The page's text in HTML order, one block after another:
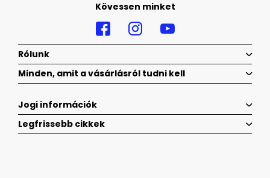
Kövessen minket
Rólunk
Minden, amit a vásárlásról tudni kell
Jogi információk
Legfrissebb cikkek